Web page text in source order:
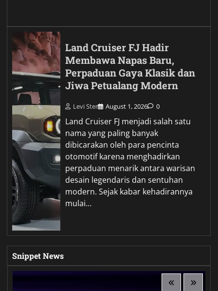
Land Cruiser FJ Hadir
Membawa Napas Baru,
Perpaduan Gaya Klasik dan
Jiwa Petualang Modern
Levi Ster August 1, 2026 0
Land Cruiser FJ menjadi salah satu
nama yang paling banyak
dibicarakan oleh para pencinta
otomotif karena menghadirkan
perpaduan menarik antara warisan
desain legendaris dan sentuhan
modern. Sejak kabar kehadirannya
mulai…
Snippet News